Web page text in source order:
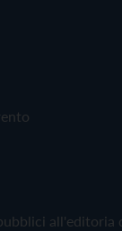
all'editoria